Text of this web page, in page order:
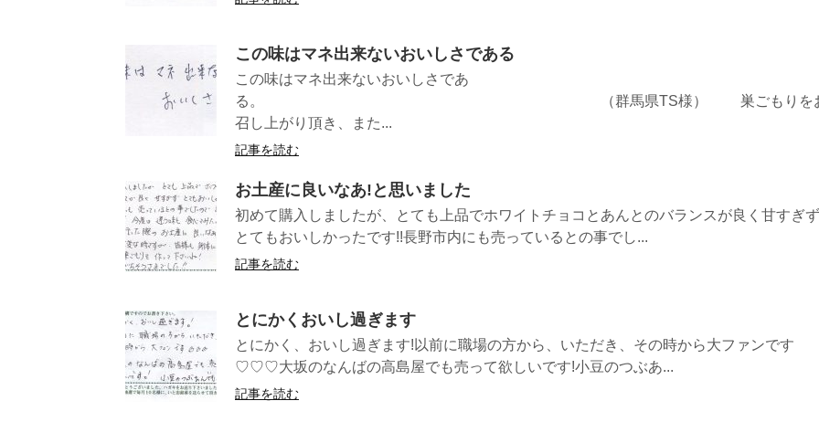
この味はマネ出来ないおいしさである
この味はマネ出来ないおいしさであ
る。 （群馬県TS様） 巣ごもりを
召し上がり頂き、また...
記事を読む
お土産に良いなあ!と思いました
初めて購入しましたが、とても上品でホワイトチョコとあんとのバランスが良く甘すぎず
とてもおいしかったです!!長野市内にも売っているとの事でし...
記事を読む
とにかくおいし過ぎます
とにかく、おいし過ぎます!以前に職場の方から、いただき、その時から大ファンです
♡♡♡大坂のなんばの高島屋でも売って欲しいです!小豆のつぶあ...
記事を読む